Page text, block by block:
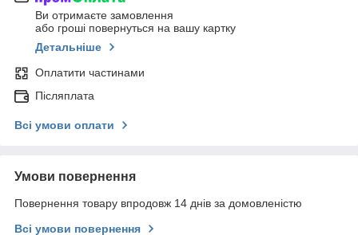
Ви отримаєте замовлення
або гроші повернуться на вашу картку
Детальніше
Оплатити частинами
Післяплата
Всі умови оплати
Умови повернення
Повернення товару впродовж 14 днів за домовленістю
Всі умови повернення